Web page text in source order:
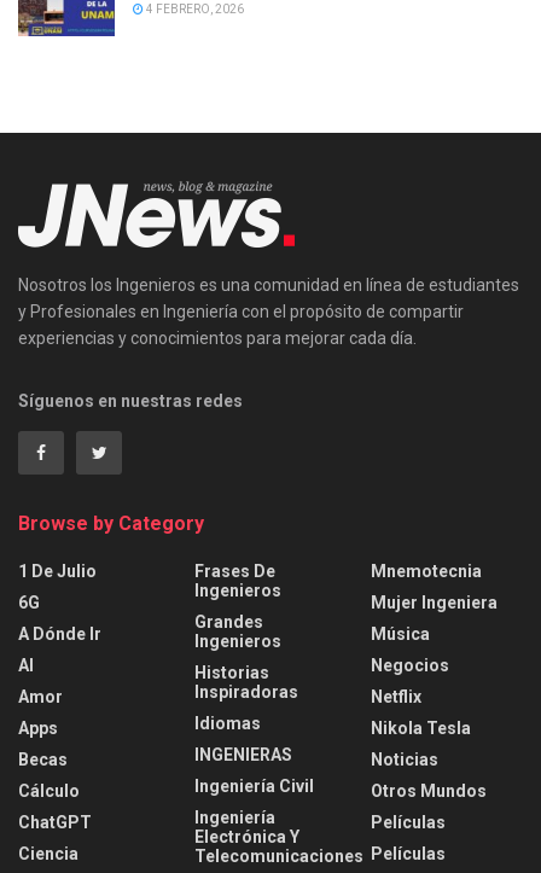
4 FEBRERO, 2026
Nosotros los Ingenieros es una comunidad en línea de estudiantes
y Profesionales en Ingeniería con el propósito de compartir
experiencias y conocimientos para mejorar cada día.
Síguenos en nuestras redes
Browse by Category
1 De Julio
6G
A Dónde Ir
AI
Amor
Apps
Becas
Cálculo
ChatGPT
Ciencia
Frases De
Ingenieros
Grandes
Ingenieros
Historias
Inspiradoras
Idiomas
INGENIERAS
Ingeniería Civil
Ingeniería
Electrónica Y
Telecomunicaciones
Mnemotecnia
Mujer Ingeniera
Música
Negocios
Netflix
Nikola Tesla
Noticias
Otros Mundos
Películas
Películas